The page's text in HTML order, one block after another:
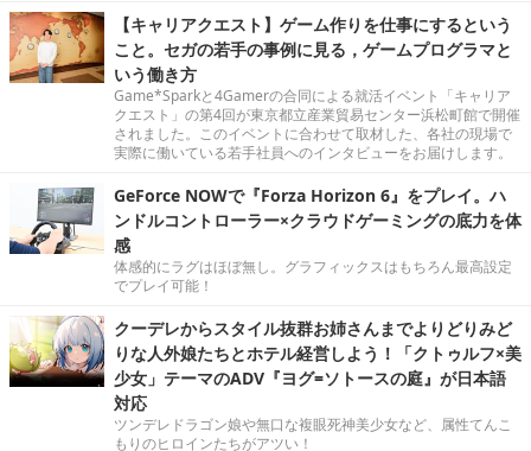
【キャリアクエスト】ゲーム作りを仕事にするという
こと。セガの若手の事例に見る，ゲームプログラマと
いう働き方
Game*Sparkと4Gamerの合同による就活イベント「キャリア
クエスト」の第4回が東京都立産業貿易センター浜松町館で開催
されました。このイベントに合わせて取材した、各社の現場で
実際に働いている若手社員へのインタビューをお届けします。
GeForce NOWで『Forza Horizon 6』をプレイ。ハ
ンドルコントローラー×クラウドゲーミングの底力を体
感
体感的にラグはほぼ無し。グラフィックスはもちろん最高設定
でプレイ可能！
クーデレからスタイル抜群お姉さんまでよりどりみど
りな人外娘たちとホテル経営しよう！「クトゥルフ×美
少女」テーマのADV『ヨグ=ソトースの庭』が日本語
対応
ツンデレドラゴン娘や無口な複眼死神美少女など、属性てんこ
もりのヒロインたちがアツい！